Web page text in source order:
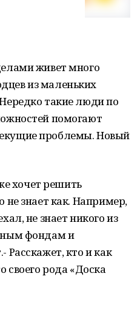
живет много
из маленьких
такие люди по
помогают
проблемы. Новый
хочет решить
не знает как. Например,
не знает никого из
фондам и
Расскажет, кто и как
своего рода «Доска